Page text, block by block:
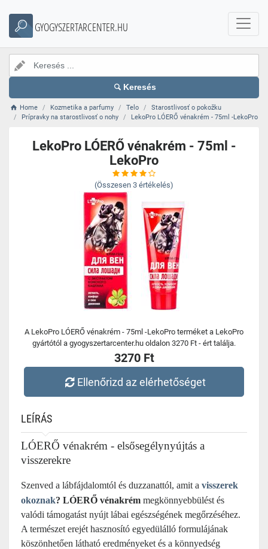
GYOGYSZERTARCENTER.HU
Keresés
Home Kozmetika a parfumy Telo
Starostlivosť o pokožku
Prípravky na starostlivosť o nohy
LekoPro LÓERŐ vénakrém - 75ml -LekoPro
LekoPro LÓERŐ vénakrém - 75ml -
LekoPro
(Összesen 3 értékelés)
A LekoPro LÓERŐ vénakrém - 75ml -LekoPro terméket a LekoPro
gyártótól a gyogyszertarcenter.hu oldalon 3270 Ft - ért találja.
3270 Ft
Ellenőrizd az elérhetőséget
LEÍRÁS
LÓERŐ vénakrém - elsősegélynyújtás a
visszerekre
Szenved a lábfájdalomtól és duzzanattól, amit a visszerek
okoznak? LÓERŐ vénakrém megkönnyebbülést és
valódi támogatást nyújt lábai egészségének megőrzéséhez.
A természet erejét hasznosító egyedülálló formulájának
köszönhetően látható eredményeket és a könnyedség